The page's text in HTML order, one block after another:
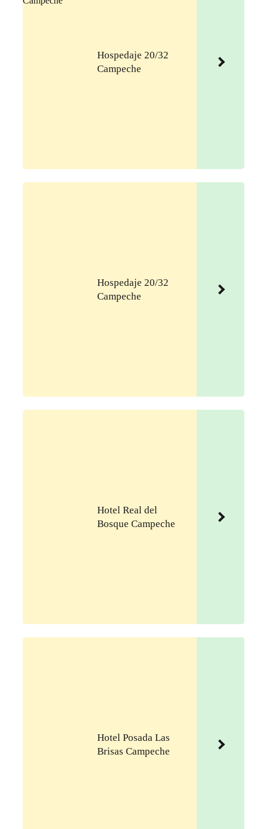
Hospedaje 20/32
Campeche
Hospedaje 20/32
Campeche
Hotel Real del
Bosque Campeche
Hotel Posada Las
Brisas Campeche